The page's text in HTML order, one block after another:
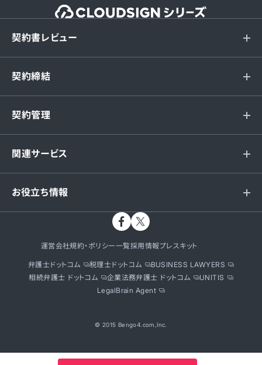
契約書レビュー
契約締結
契約管理
関連サービス
お役立ち情報
運営会社規約・ポリシー一覧採用情報プレスキット
弁護士ドットコム 税理士ドットコム
BUSINESS LAWYERS
相続弁護士 ドットコム
企業法務弁護士 ドットコム
UNITIS
LegalBrain Agent
© 2015 Bengo4.com,Inc.